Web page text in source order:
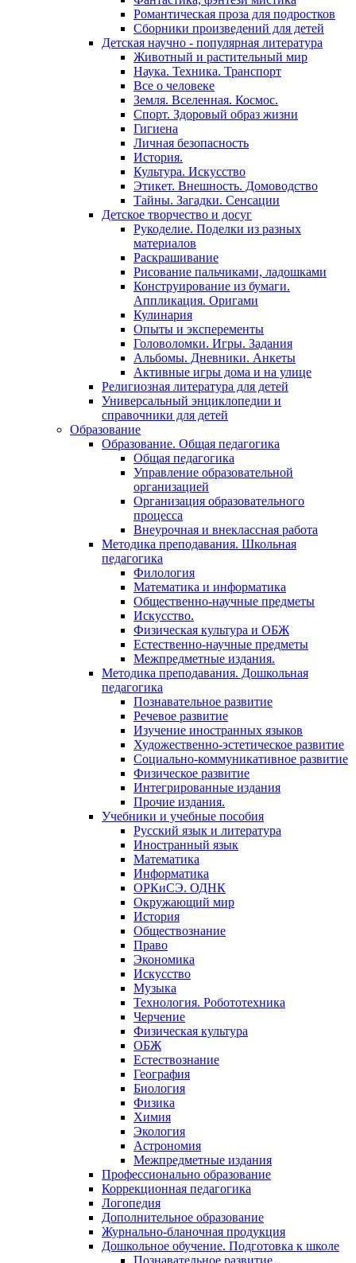
Романтическая проза для подростков
Сборники произведений для детей
Детская научно - популярная литература
Животный и растительный мир
Наука. Техника. Транспорт
Все о человеке
Земля. Вселенная. Космос.
Спорт. Здоровый образ жизни
Гигиена
Личная безопасность
История.
Культура. Искусство
Этикет. Внешность. Домоводство
Тайны. Загадки. Сенсации
Детское творчество и досуг
Рукоделие. Поделки из разных
материалов
Раскрашивание
Рисование пальчиками, ладошками
Конструирование из бумаги.
Аппликация. Оригами
Кулинария
Опыты и эксперементы
Головоломки. Игры. Задания
Альбомы. Дневники. Анкеты
Активные игры дома и на улице
Религиозная литература для детей
Универсальный энциклопедии и
справочники для детей
Образование
Образование. Общая педагогика
Общая педагогика
Управление образовательной
организацией
Организация образовательного
процесса
Внеурочная и внеклассная работа
Методика преподавания. Школьная
педагогика
Филология
Математика и информатика
Общественно-научные предметы
Искусство.
Физическая культура и ОБЖ
Естественно-научные предметы
Межпредметные издания.
Методика преподавания. Дошкольная
педагогика
Познавательное развитие
Речевое развитие
Изучение иностранных языков
Художественно-эстетическое развитие
Социально-коммуникативное развитие
Физическое развитие
Интегрированные издания
Прочие издания.
Учебники и учебные пособия
Русский язык и литература
Иностранный язык
Математика
Информатика
ОРКиСЭ. ОДНК
Окружающий мир
История
Обществознание
Право
Экономика
Искусство
Музыка
Технология. Робототехника
Черчение
Физическая культура
ОБЖ
Естествознание
География
Биология
Физика
Химия
Экология
Астрономия
Межпредметные издания
Профессионально образование
Коррекционная педагогика
Логопедия
Дополнительное образование
Журнально-бланочная продукция
Дошкольное обучение. Подготовка к школе
Познавательное развитие.